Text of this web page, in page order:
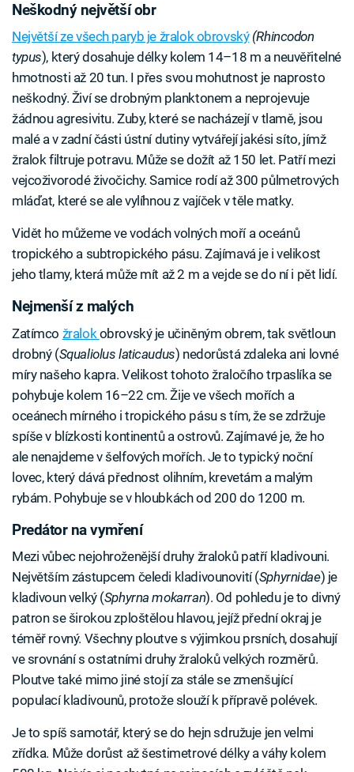
Neškodný největší obr
Největší ze všech paryb je žralok obrovský (Rhincodon
typus), který dosahuje délky kolem 14–18 m a neuvěřitelné
hmotnosti až 20 tun. I přes svou mohutnost je naprosto
neškodný. Živí se drobným planktonem a neprojevuje
žádnou agresivitu. Zuby, které se nacházejí v tlamě, jsou
malé a v zadní části ústní dutiny vytvářejí jakési síto, jímž
žralok filtruje potravu. Může se dožít až 150 let. Patří mezi
vejcoživorodé živočichy. Samice rodí až 300 půlmetrových
mláďat, které se ale vylíhnou z vajíček v těle matky.
Vidět ho můžeme ve vodách volných moří a oceánů
tropického a subtropického pásu. Zajímavá je i velikost
jeho tlamy, která může mít až 2 m a vejde se do ní i pět lidí.
Nejmenší z malých
Zatímco žralok obrovský je učiněným obrem, tak světloun
drobný (Squaliolus laticaudus) nedorůstá zdaleka ani lovné
míry našeho kapra. Velikost tohoto žraločího trpaslíka se
pohybuje kolem 16–22 cm. Žije ve všech mořích a
oceánech mírného i tropického pásu s tím, že se zdržuje
spíše v blízkosti kontinentů a ostrovů. Zajímavé je, že ho
ale nenajdeme v šelfových mořích. Je to typický noční
lovec, který dává přednost olihním, krevetám a malým
rybám. Pohybuje se v hloubkách od 200 do 1200 m.
Predátor na vymření
Mezi vůbec nejohroženější druhy žraloků patří kladivouni.
Největším zástupcem čeledi kladivounovití (Sphyrnidae) je
kladivoun velký (Sphyrna mokarran). Od pohledu je to divný
patron se širokou zploštělou hlavou, jejíž přední okraj je
téměř rovný. Všechny ploutve s výjimkou prsních, dosahují
ve srovnání s ostatními druhy žraloků velkých rozměrů.
Ploutve také mimo jiné stojí za stále se zmenšující
populací kladivounů, protože slouží k přípravě polévek.
Je to spíš samotář, který se do hejn sdružuje jen velmi
zřídka. Může dorůst až šestimetrové délky a váhy kolem